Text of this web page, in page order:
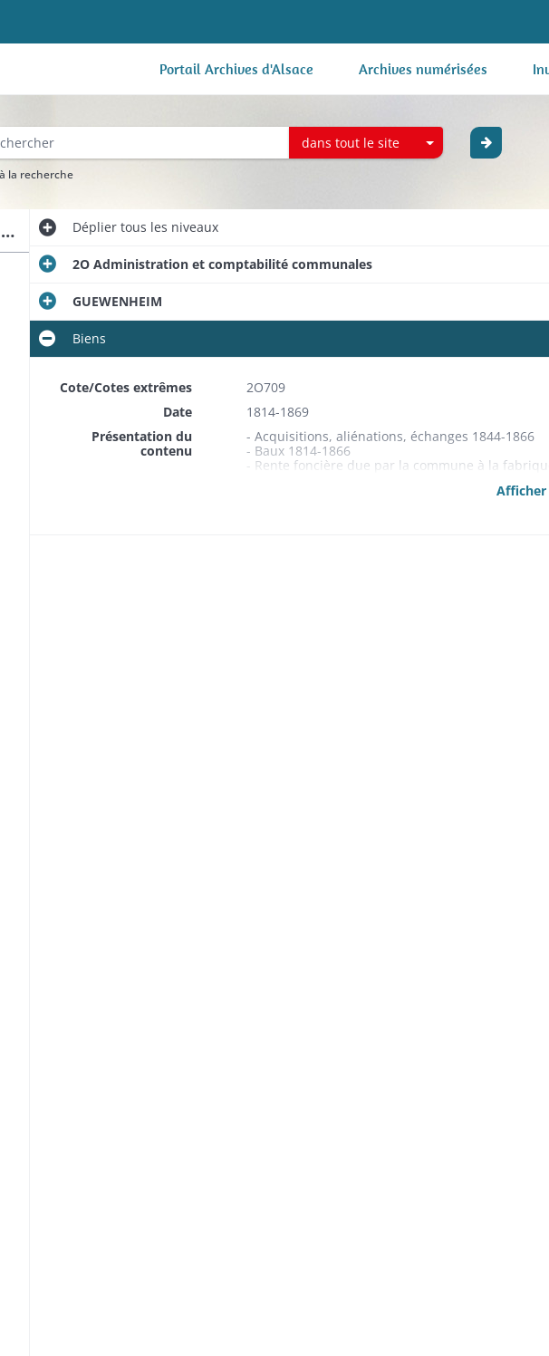
Portail Archives d'Alsace Archives numérisées
dans tout le site
la recherche
2O Administration et comptabilité communales Dépliertous les niveaux
2O Administration et comptabilité communales
GUEWENHEIM
Biens
Cote/Cotes extrêmes
2O709
Date
1814-1869
Présentation du
contenu
- Acquisitions, aliénations, échanges 1844-1866
- Baux 1814-1866
- Rente foncière due par la commune à la
Afficher